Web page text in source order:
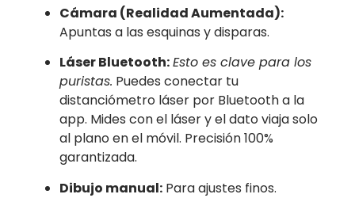
Cámara (Realidad Aumentada):
Apuntas a las esquinas y disparas.
Láser Bluetooth:Esto es clave para los
puristas. Puedes conectar tu
distanciómetro láser por Bluetooth a la
app. Mides con el láser y el dato viaja solo
al plano en el móvil. Precisión 100%
garantizada.
Dibujo manual: Para ajustes finos.